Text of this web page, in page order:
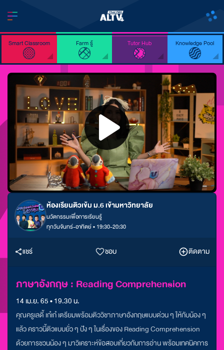
Smart Classroom Farm รู้ Tutor Hub Knowledge Pool
ห้องเรียนติวเข้ม ม.6 เข้ามหาวิทยาลัย
นวัตกรรมเพื่อการเรียนรู้
ทุกวันจันทร์-อาทิตย์ • 19:30-20:30
แชร์ ชอบ ติดตาม
ภาษาอังกฤษ : Reading Comprehension
14 เม.ย. 65 • 19.30 น.
คุณครูเลดี้ เก๋เก๋ เตรียมพร้อมติววิชาภาษาอังกฤษแบบด่วน ๆ ให้กับน้อง ๆ
แล้ว คราวนี้ติวแบบยั่ว ๆ ปัง ๆ ในเรื่องของ Reading Comprehension
ด้วยการชวนน้อง ๆ มาวิเคราะห์ข้อสอบเกี่ยวกับการอ่าน พร้อมเทคนิคการ